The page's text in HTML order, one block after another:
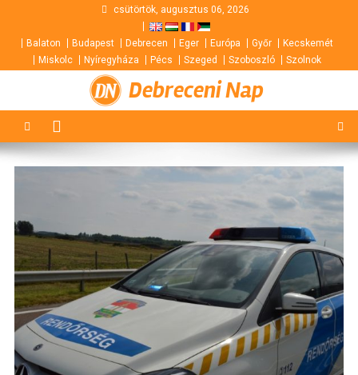
content
csütörtök, augusztus 06, 2026
Balaton Budapest Debrecen Eger Európa Győr
Kecskemét
Miskolc
Nyíregyháza Pécs Szeged Szoboszló Szolnok
Debreceni Nap